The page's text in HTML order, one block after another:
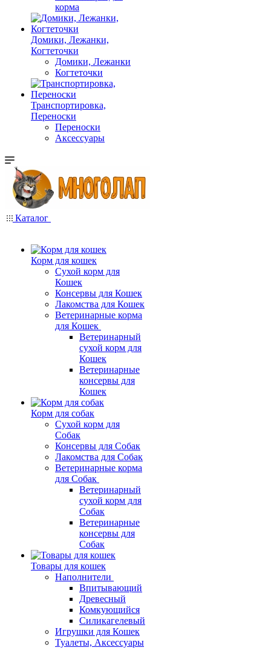
корма
Домики, Лежанки,
Когтеточки
Домики, Лежанки
Когтеточки
Транспортировка,
Переноски
Переноски
Аксессуары
Каталог
Корм для кошек
Сухой корм для
Кошек
Консервы для Кошек
Лакомства для Кошек
Ветеринарные корма
для Кошек
Ветеринарный
сухой корм для
Кошек
Ветеринарные
консервы для
Кошек
Корм для собак
Сухой корм для
Собак
Консервы для Собак
Лакомства для Собак
Ветеринарные корма
для Собак
Ветеринарный
сухой корм для
Собак
Ветеринарные
консервы для
Собак
Товары для кошек
Наполнители
Впитывающий
Древесный
Комкующийся
Силикагелевый
Игрушки для Кошек
Туалеты, Аксессуары